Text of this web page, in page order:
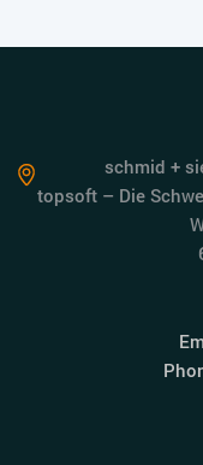
schmid +
topsoft – Die